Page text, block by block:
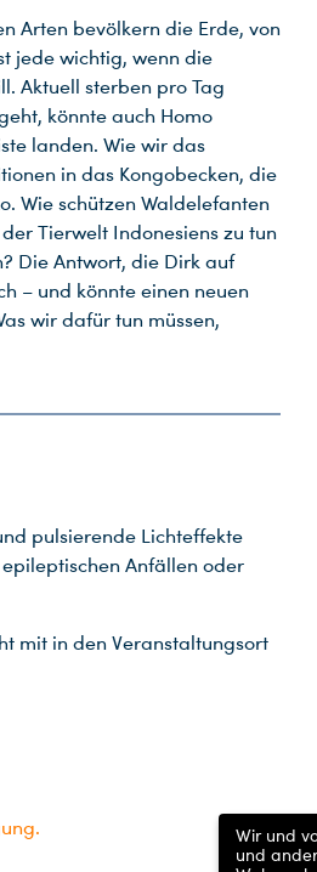
Arten bevölkern die Erde, von
jede wichtig, wenn die
Aktuell sterben pro Tag
könnte auch Homo
landen. Wie wir das
in das Kongobecken, die
Wie schützen Waldelefanten
Tierwelt Indonesiens zu tun
Die Antwort, die Dirk auf
– und könnte einen neuen
wir dafür tun müssen,
pulsierende Lichteffekte
Anfällen oder
mit in den Veranstaltungsort
Wir und
und